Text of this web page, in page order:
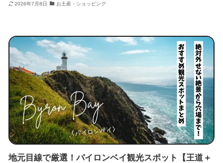
2026年7月8日 お土産・ショッピング
地元目線で厳選！バイロンベイ観光スポット【王道＋